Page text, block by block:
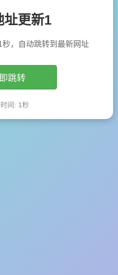
址更新1
，自动跳转到最新网址
跳转
间: 1秒